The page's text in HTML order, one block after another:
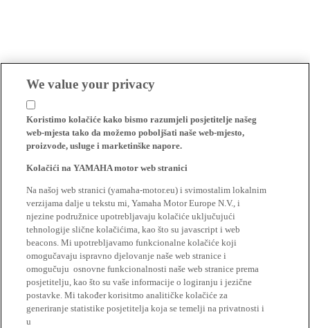
We value your privacy
Koristimo kolačiće kako bismo razumjeli posjetitelje našeg
web-mjesta tako da možemo poboljšati naše web-mjesto,
proizvode, usluge i marketinške napore.
Kolačići na YAMAHA motor web stranici
Na našoj web stranici (yamaha-motor.eu) i svimostalim lokalnim
verzijama dalje u tekstu mi, Yamaha Motor Europe N.V., i
njezine podružnice upotrebljavaju kolačiće uključujući
tehnologije slične kolačićima, kao što su javascript i web
beacons. Mi upotrebljavamo funkcionalne kolačiće koji
omogučavaju ispravno djelovanje naše web stranice i
omogučuju osnovne funkcionalnosti naše web stranice prema
posjetitelju, kao što su vaše informacije o logiranju i jezične
postavke. Mi također korisitmo analitičke kolačiće za
generiranje statistike posjetitelja koja se temelji na privatnosti i
u